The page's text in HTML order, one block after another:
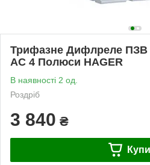
Трифазне Дифлреле ПЗВ
AC 4 Полюси HAGER
В наявності 2 од.
Роздріб
3 840 ₴